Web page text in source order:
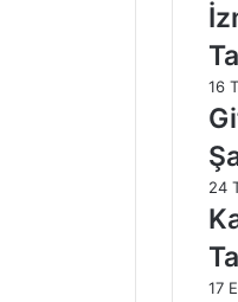
16
24
17